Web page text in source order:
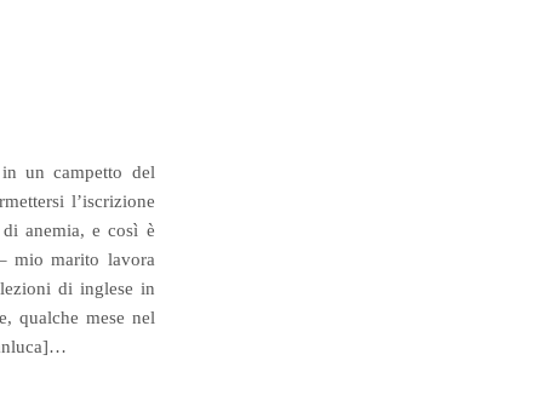
un campetto del
l’iscrizione
anemia, e così è
mio marito lavora
di inglese in
qualche mese nel